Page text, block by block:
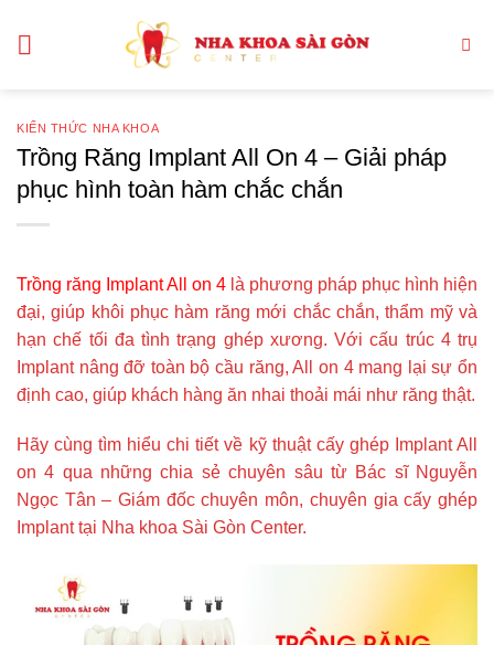
qua
KIẾN THỨC NHA KHOA
Trồng Răng Implant All On 4 – Giải pháp
phục hình toàn hàm chắc chắn
Trồng răng Implant All on 4 là phương pháp phục hình hiện
đại, giúp khôi phục hàm răng mới chắc chắn, thẩm mỹ và
hạn chế tối đa tình trạng ghép xương. Với cấu trúc 4 trụ
Implant nâng đỡ toàn bộ cầu răng, All on 4 mang lại sự ổn
định cao, giúp khách hàng ăn nhai thoải mái như răng thật.
Hãy cùng tìm hiểu chi tiết về kỹ thuật cấy ghép Implant All
on 4 qua những chia sẻ chuyên sâu từ Bác sĩ Nguyễn
Ngọc Tân – Giám đốc chuyên môn, chuyên gia cấy ghép
Implant tại Nha khoa Sài Gòn Center.